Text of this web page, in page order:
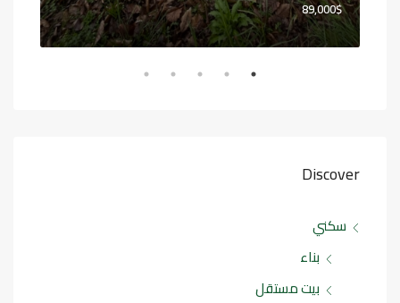
89,000$
Discover
سكني
بناء
بيت مستقل